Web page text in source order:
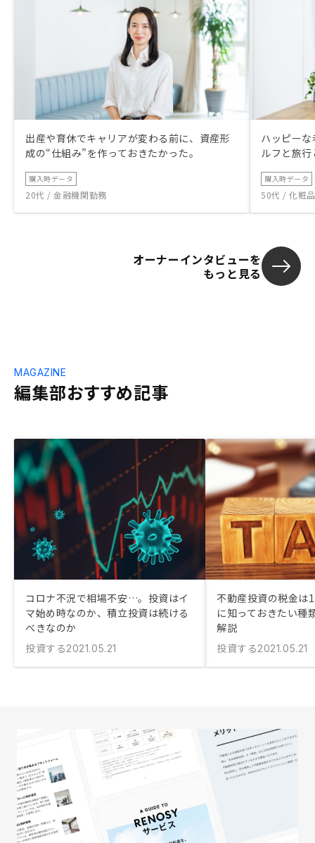
出産や育休でキャリアが変わる前に、資産形
成の“仕組み”を作っておきたかった。
購入時データ
20代 / 金融機関勤務
ハッピー
ルフと旅
購入時データ
50代 / 化粧
オーナーインタビューを
もっと見る
編集部おすすめ記事
MAGAZINE
コロナ不況で相場不安…。投資はイ
マ始め時なのか、積立投資は続ける
べきなのか
投資する2021.05.21
不動産投資の税金は
に知っておきたい種
解説
投資する2021.05.21